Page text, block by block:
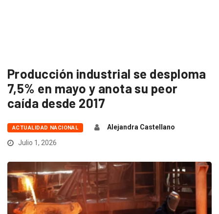
Producción industrial se desploma
7,5% en mayo y anota su peor
caída desde 2017
ACTUALIDAD NACIONAL
Alejandra Castellano
Julio 1, 2026